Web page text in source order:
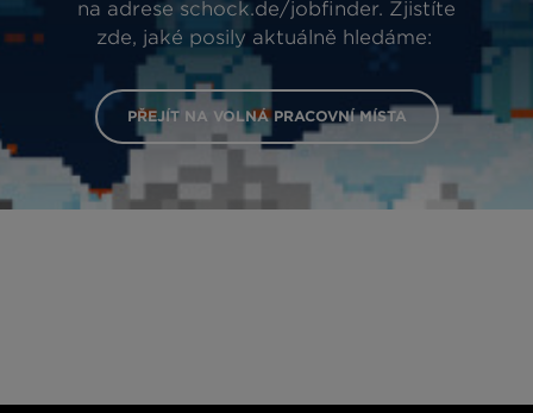
na adrese schock.de/jobfinder. Zjistíte
zde, jaké posily aktuálně hledáme:
PŘEJÍT NA VOLNÁ PRACOVNÍ MÍSTA